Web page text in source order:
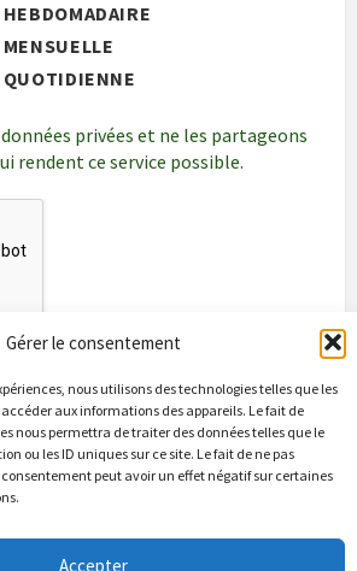
Gérer le consentement
nous utilisons des technologies telles que les
aux informations des appareils. Le fait de
nous permettra de traiter des données telles que le
ou les ID uniques sur ce site. Le fait de ne pas
peut avoir un effet négatif sur certaines
Accepter
privées et ne les partageons
rendent ce service possible.